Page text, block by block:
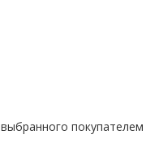
выбранного покупателем